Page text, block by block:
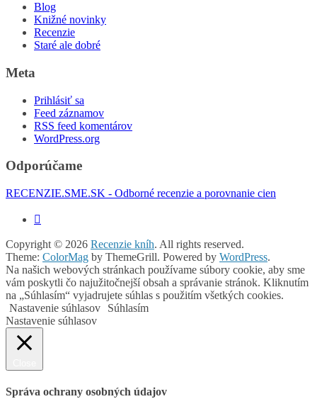
Blog
Knižné novinky
Recenzie
Staré ale dobré
Meta
Prihlásiť sa
Feed záznamov
RSS feed komentárov
WordPress.org
Odporúčame
RECENZIE.SME.SK - Odborné recenzie a porovnanie cien
Copyright © 2026 Recenzie kníh. All rights reserved.
Theme: ColorMag by ThemeGrill. Powered by WordPress.
Na našich webových stránkach používame súbory cookie, aby sme
vám poskytli čo najužitočnejší obsah a správanie stránok. Kliknutím
na „Súhlasím“ vyjadrujete súhlas s použitím všetkých cookies.
Nastavenie súhlasov
Súhlasím
Nastavenie súhlasov
Správa ochrany osobných údajov